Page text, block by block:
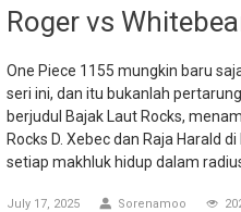
Roger vs
One Piece 1155 mungkin baru
seri ini, dan itu bukanlah
berjudul Bajak Laut Rocks,
Rocks D. Xebec dan Raja Harald
setiap makhluk hidup dalam
July 17, 2025 Sorenamoo